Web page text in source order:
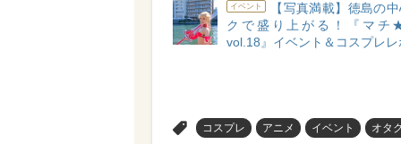
イベント
【写真満載】徳島の
クで盛り上がる！『マチ
vol.18』イベント＆コスプレ
コスプレ アニメ イベント オタ